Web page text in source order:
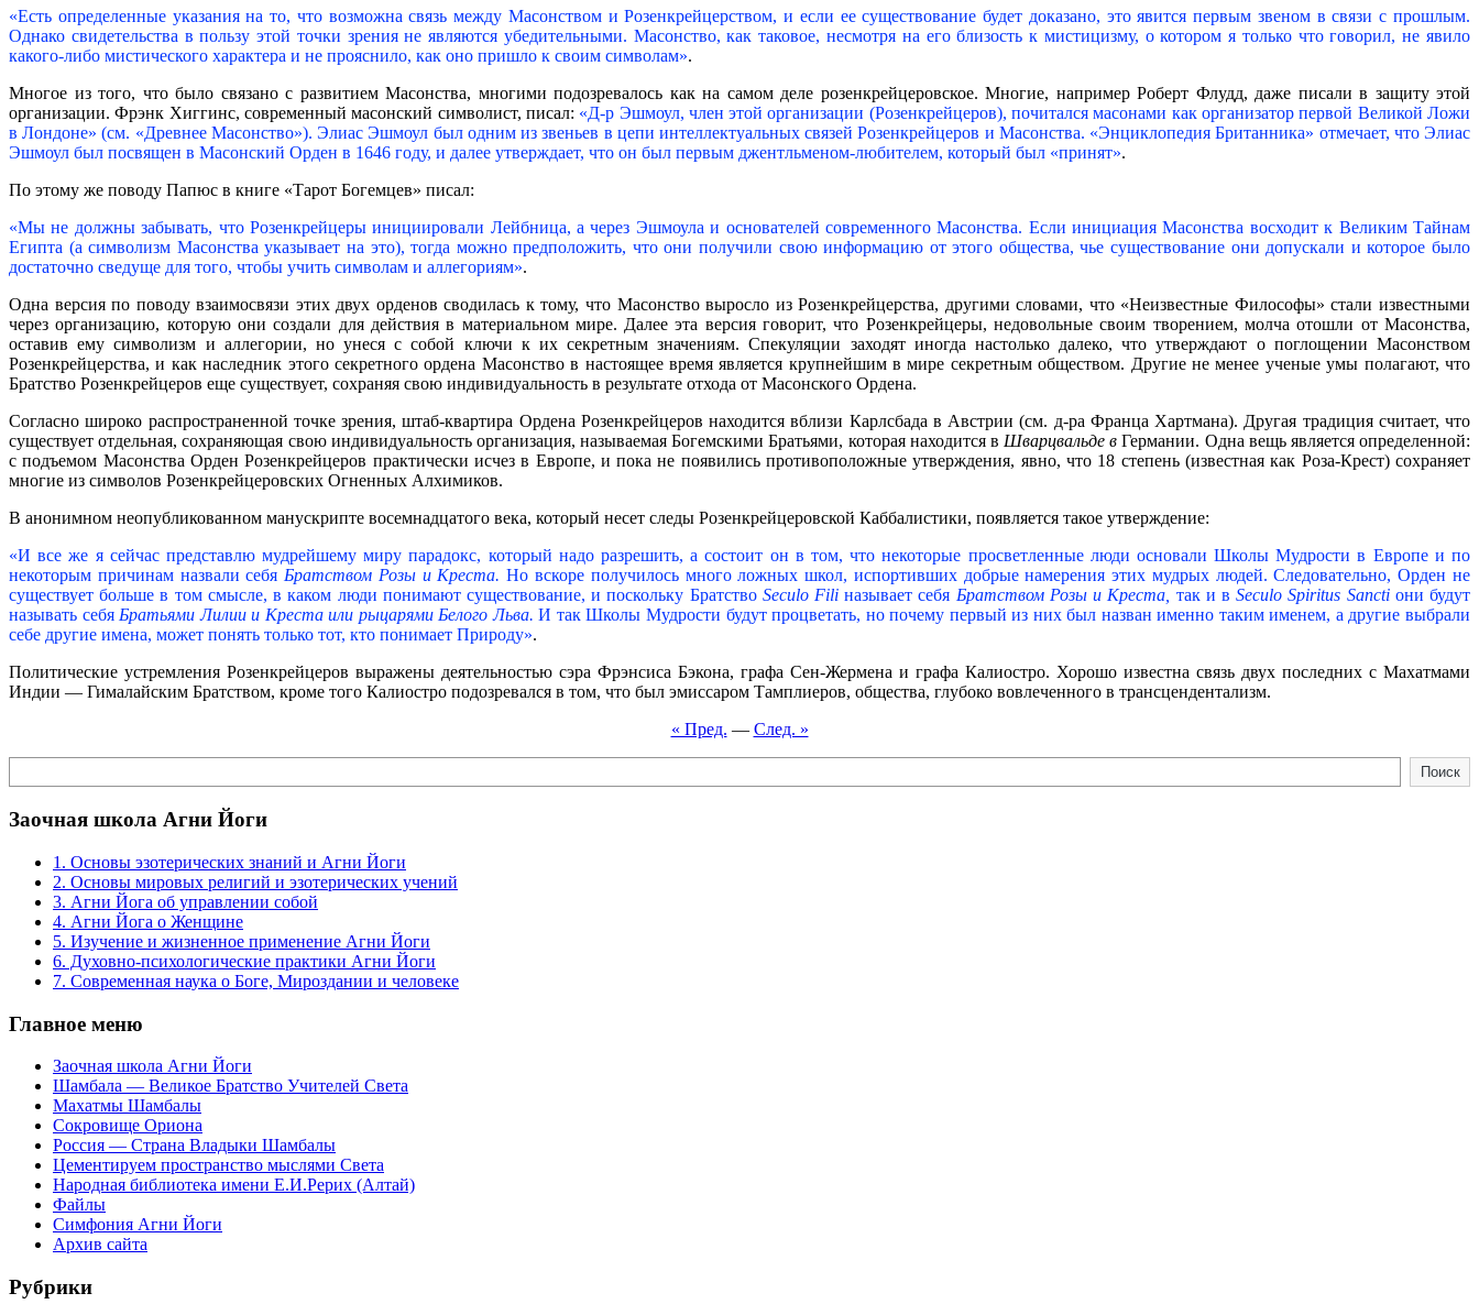
«Есть определенные указания на то, что возможна связь между Масонством и Розенкрейцерством, и если ее существование будет доказано, это явится первым звеном в связи с прошлым.
Однако свидетельства в пользу этой точки зрения не являются убедительными. Масонство, как таковое, несмотря на его близость к мистицизму, о котором я только что говорил, не явило
какого-либо мистического характера и не прояснило, как оно пришло к своим символам».
Многое из того, что было связано с развитием Масонства, многими подозревалось как на самом деле розенкрейцеровское. Многие, например Роберт Флудд, даже писали в защиту этой
организации. Фрэнк Хиггинс, современный масонский символист, писал: «Д-р Эшмоул, член этой организации (Розенкрейцеров), почитался масонами как организатор первой Великой Ложи
в Лондоне» (см. «Древнее Масонство»). Элиас Эшмоул был одним из звеньев в цепи интеллектуальных связей Розенкрейцеров и Масонства. «Энциклопедия Британника» отмечает, что Элиас
Эшмоул был посвящен в Масонский Орден в 1646 году, и далее утверждает, что он был первым джентльменом-любителем, который был «принят».
По этому же поводу Папюс в книге «Тарот Богемцев» писал:
«Мы не должны забывать, что Розенкрейцеры инициировали Лейбница, а через Эшмоула и основателей современного Масонства. Если инициация Масонства восходит к Великим Тайнам
Египта (а символизм Масонства указывает на это), тогда можно предположить, что они получили свою информацию от этого общества, чье существование они допускали и которое было
достаточно сведуще для того, чтобы учить символам и аллегориям».
Одна версия по поводу взаимосвязи этих двух орденов сводилась к тому, что Масонство выросло из Розенкрейцерства, другими словами, что «Неизвестные Философы» стали известными
через организацию, которую они создали для действия в материальном мире. Далее эта версия говорит, что Розенкрейцеры, недовольные своим творением, молча отошли от Масонства,
оставив ему символизм и аллегории, но унеся с собой ключи к их секретным значениям. Спекуляции заходят иногда настолько далеко, что утверждают о поглощении Масонством
Розенкрейцерства, и как наследник этого секретного ордена Масонство в настоящее время является крупнейшим в мире секретным обществом. Другие не менее ученые умы полагают, что
Братство Розенкрейцеров еще существует, сохраняя свою индивидуальность в результате отхода от Масонского Ордена.
Согласно широко распространенной точке зрения, штаб-квартира Ордена Розенкрейцеров находится вблизи Карлсбада в Австрии (см. д-ра Франца Хартмана). Другая традиция считает, что
существует отдельная, сохраняющая свою индивидуальность организация, называемая Богемскими Братьями, которая находится в Шварцвальде вГермании. Одна вещь является определенной:
с подъемом Масонства Орден Розенкрейцеров практически исчез в Европе, и пока не появились противоположные утверждения, явно, что 18 степень (известная как Роза-Крест) сохраняет
многие из символов Розенкрейцеровских Огненных Алхимиков.
В анонимном неопубликованном манускрипте восемнадцатого века, который несет следы Розенкрейцеровской Каббалистики, появляется такое утверждение:
«И все же я сейчас представлю мудрейшему миру парадокс, который надо разрешить, а состоит он в том, что некоторые просветленные люди основали Школы Мудрости в Европе и по
некоторым причинам назвали себяБратством Розы и Креста.Но вскоре получилось много ложных школ, испортивших добрые намерения этих мудрых людей. Следовательно, Орден не
существует больше в том смысле, в каком люди понимают существование, и поскольку Братство Seculo Filiназывает себя Братством Розы и Креста, так и вSeculo Spiritus Sancti они будут
называть себяБратьями Лилии и Креста или рыцарями Белого Льва.И так Школы Мудрости будут процветать, но почему первый из них был назван именно таким именем, а другие выбрали
себе другие имена, может понять только тот, кто понимает Природу».
Политические устремления Розенкрейцеров выражены деятельностью сэра Фрэнсиса Бэкона, графа Сен-Жермена и графа Калиостро. Хорошо известна связь двух последних с Махатмами
Индии — Гималайским Братством, кроме того Калиостро подозревался в том, что был эмиссаром Тамплиеров, общества, глубоко вовлеченного в трансцендентализм.
« Пред. — След. »
Поиск
Заочная школа Агни Йоги
1. Основы эзотерических знаний и Агни Йоги
2. Основы мировых религий и эзотерических учений
3. Агни Йога об управлении собой
4. Агни Йога о Женщине
5. Изучение и жизненное применение Агни Йоги
6. Духовно-психологические практики Агни Йоги
7. Современная наука о Боге, Мироздании и человеке
Главное меню
Заочная школа Агни Йоги
Шамбала — Великое Братство Учителей Света
Махатмы Шамбалы
Сокровище Ориона
Россия — Страна Владыки Шамбалы
Цементируем пространство мыслями Света
Народная библиотека имени Е.И.Рерих (Алтай)
Файлы
Симфония Агни Йоги
Архив сайта
Рубрики